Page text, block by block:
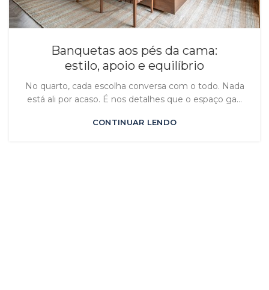
Banquetas aos pés da cama:
estilo, apoio e equilíbrio
No quarto, cada escolha conversa com o todo. Nada
está ali por acaso. É nos detalhes que o espaço ga...
CONTINUAR LENDO